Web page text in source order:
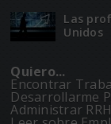
Las
Unidos
Quiero...
Encontrar
Desarrollarme
Administrar